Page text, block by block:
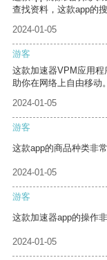
查找资料，这款app的
2024-01-05
游客
这款加速器VPM应用
助你在网络上自由移动。
2024-01-05
游客
这款app的商品种类非
2024-01-05
游客
这款加速器app的操作
2024-01-05